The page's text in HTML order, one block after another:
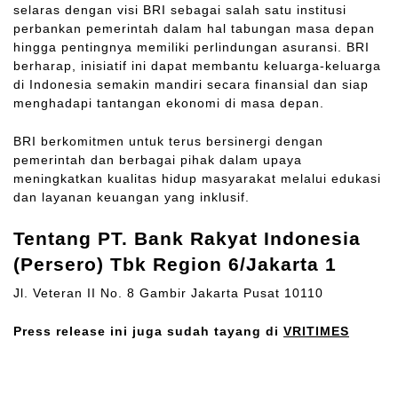
selaras dengan visi BRI sebagai salah satu institusi
perbankan pemerintah dalam hal tabungan masa depan
hingga pentingnya memiliki perlindungan asuransi. BRI
berharap, inisiatif ini dapat membantu keluarga-keluarga
di Indonesia semakin mandiri secara finansial dan siap
menghadapi tantangan ekonomi di masa depan.
BRI berkomitmen untuk terus bersinergi dengan
pemerintah dan berbagai pihak dalam upaya
meningkatkan kualitas hidup masyarakat melalui edukasi
dan layanan keuangan yang inklusif.
Tentang PT. Bank Rakyat Indonesia
(Persero) Tbk Region 6/Jakarta 1
Jl. Veteran II No. 8 Gambir Jakarta Pusat 10110
Press release ini juga sudah tayang di VRITIMES